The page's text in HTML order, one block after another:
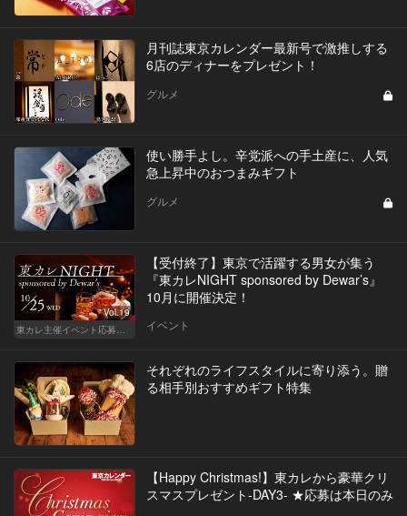
月刊誌東京カレンダー最新号で激推しする
6店のディナーをプレゼント！
グルメ
使い勝手よし。辛党派への手土産に、人気
急上昇中のおつまみギフト
グルメ
Vol.19
【受付終了】東京で活躍する男女が集う
『東カレNIGHT sponsored by Dewar’s』
10月に開催決定！
イベント
それぞれのライフスタイルに寄り添う。贈
る相手別おすすめギフト特集
【Happy Christmas!】東カレから豪華クリ
スマスプレゼント-DAY3- ★応募は本日のみ